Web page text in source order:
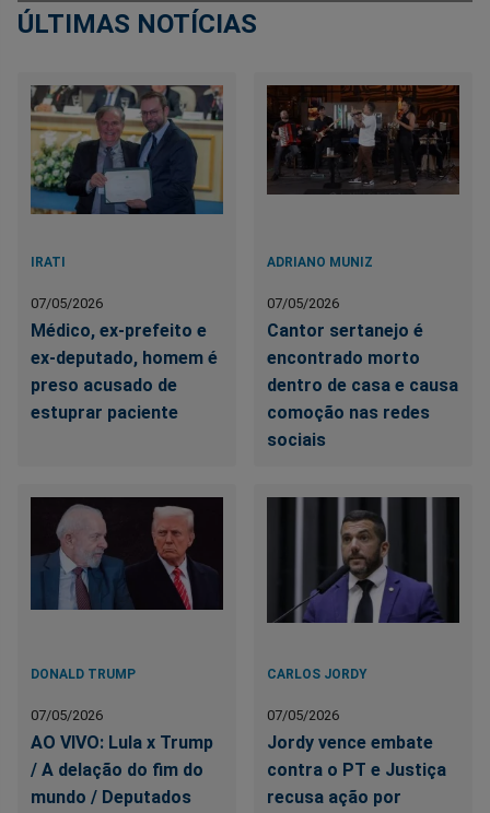
ÚLTIMAS NOTÍCIAS
IRATI
07/05/2026
Médico, ex-prefeito e
ex-deputado, homem é
preso acusado de
estuprar paciente
ADRIANO MUNIZ
07/05/2026
Cantor sertanejo é
encontrado morto
dentro de casa e causa
comoção nas redes
sociais
DONALD TRUMP
07/05/2026
AO VIVO: Lula x Trump
/ A delação do fim do
mundo / Deputados
CARLOS JORDY
07/05/2026
Jordy vence embate
contra o PT e Justiça
recusa ação por